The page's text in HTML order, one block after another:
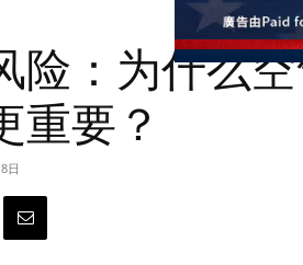
险：为什么
重要？
日